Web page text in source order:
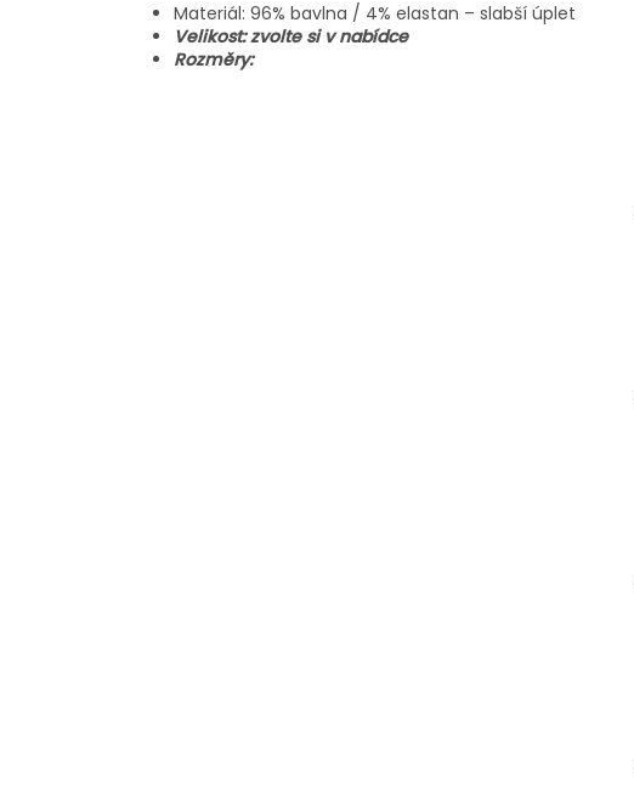
Materiál: 96% bavlna / 4% elastan – slabší úplet
Velikost: zvolte si v nabídce
Rozměry: